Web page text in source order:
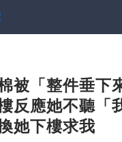
被「整件垂下
反應她不聽「
她下樓求我